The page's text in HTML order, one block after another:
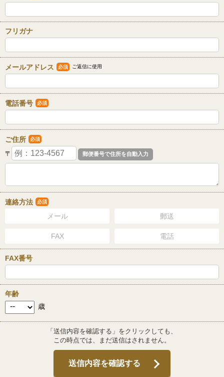
フリガナ
メールアドレス 必須 ご返信に使用
電話番号 必須
ご住所 必須
〒
連絡方法 必須
メール 郵送
FAX 電話
FAX番号
年齢
歳
「送信内容を確認する」をクリックしても、
この時点では、まだ送信はされません。
送信内容を確認する